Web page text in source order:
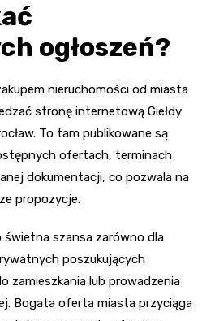
ogłoszeń?
nieruchomości od miasta
stronę internetową Giełdy
To tam publikowane są
ofertach, terminach
dokumentacji, co pozwala na
propozycje.
świetna szansa zarówno dla
poszukujących
zamieszkania lub prowadzenia
Bogata oferta miasta przyciąga